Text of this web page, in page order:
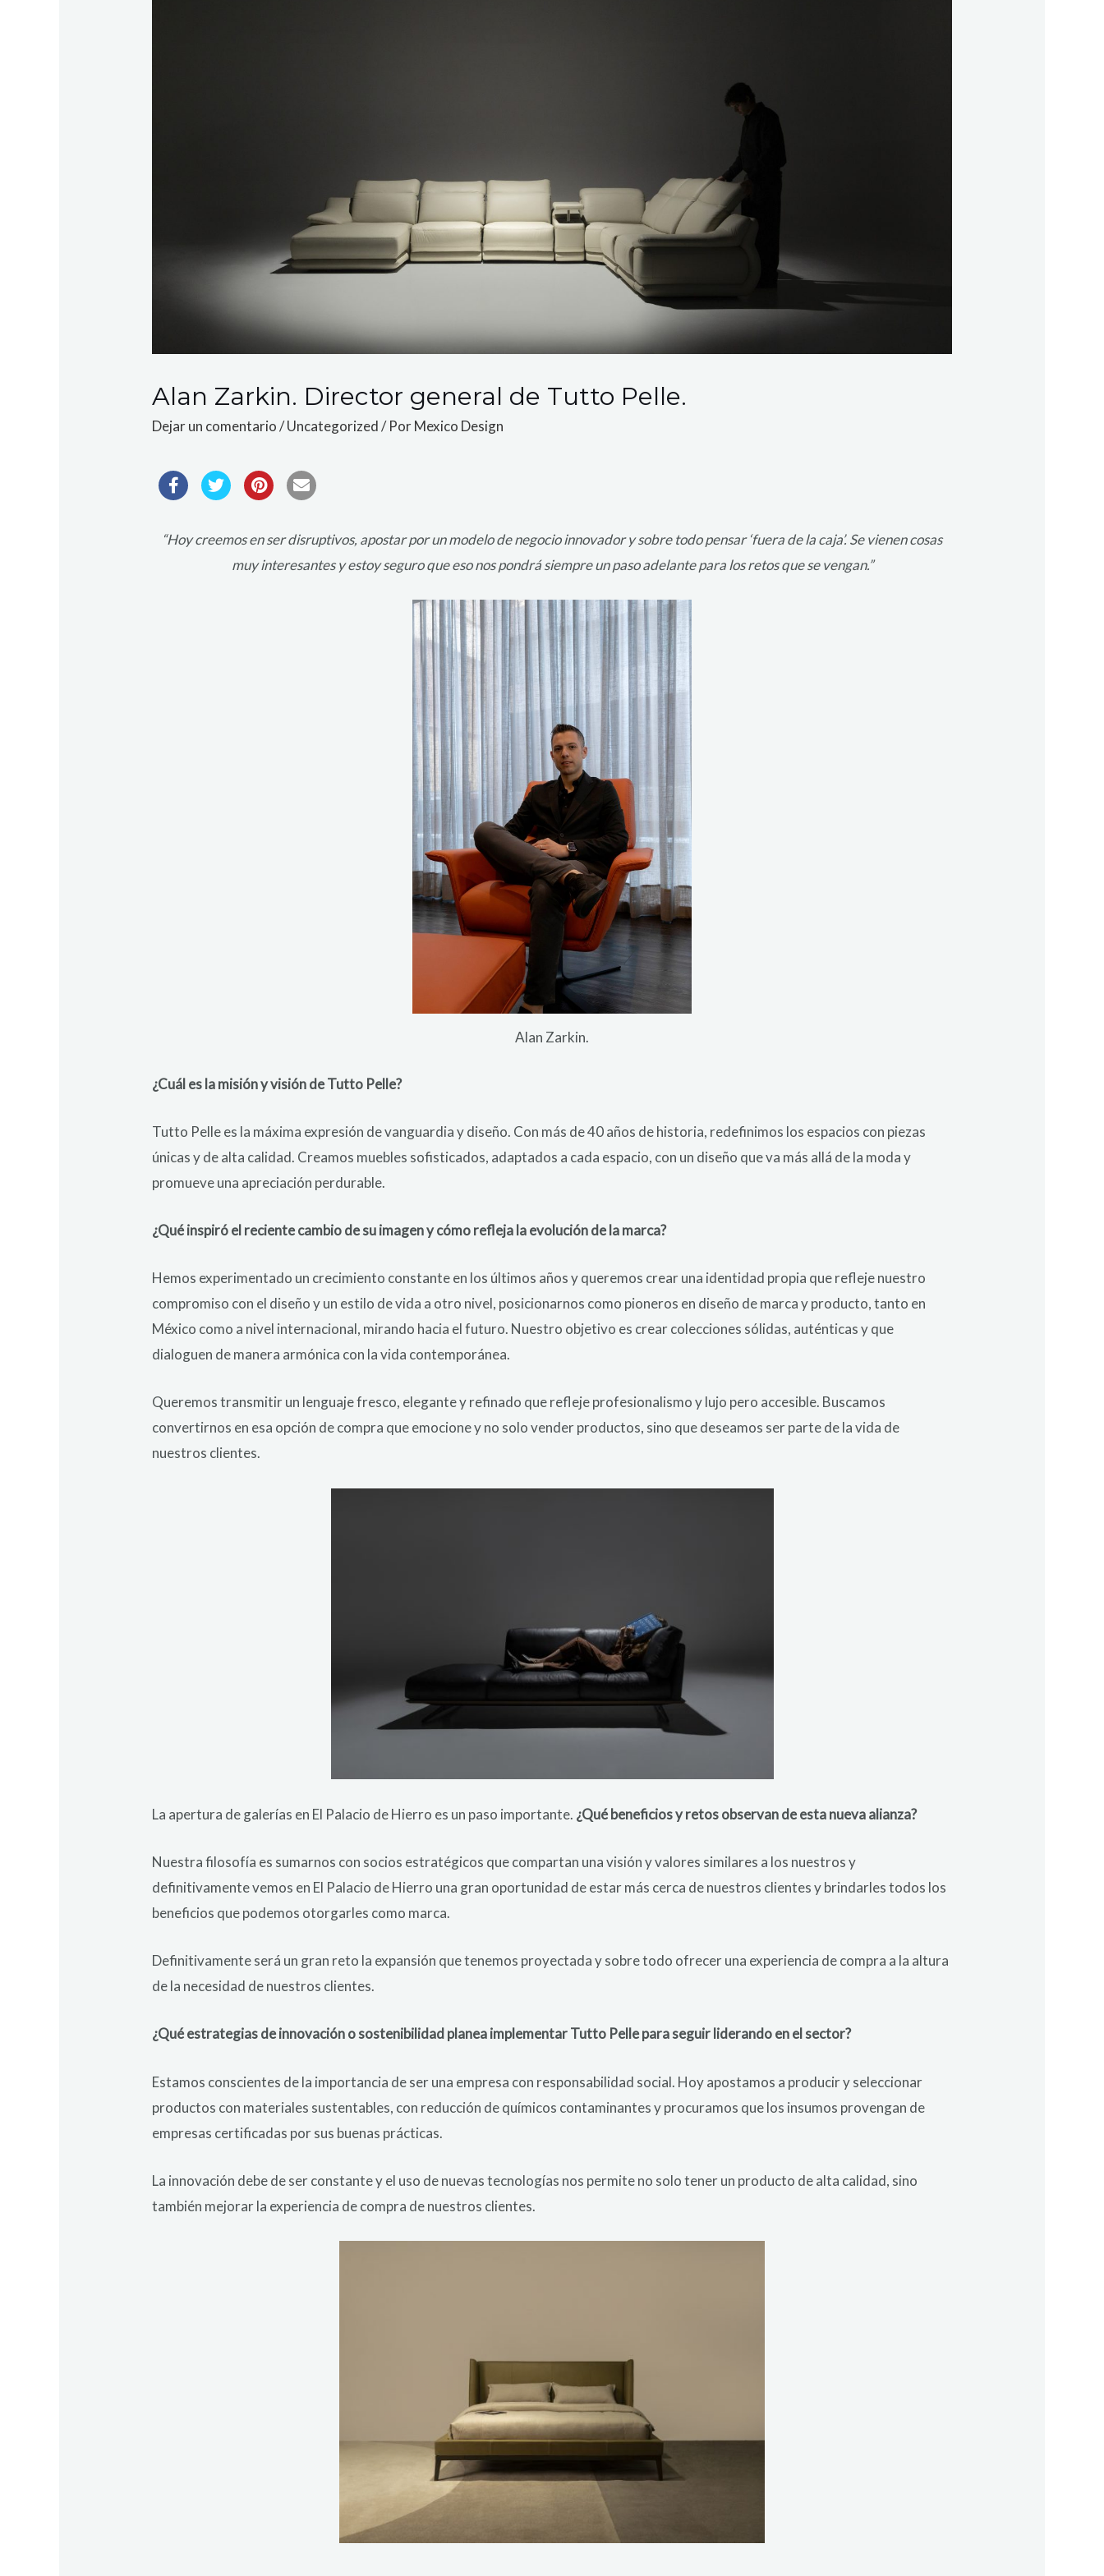
Alan Zarkin. Director general de Tutto Pelle.
Dejar un comentario /Uncategorized/ PorMexico Design
“Hoy creemos en ser disruptivos, apostar por un modelo de negocio innovador y sobre todo pensar ‘fuera de la caja’. Se vienen cosas
muy interesantes y estoy seguro que eso nos pondrá siempre un paso adelante para los retos que se vengan.”
Alan Zarkin.
¿Cuál es la misión y visión de Tutto Pelle?
Tutto Pelle es la máxima expresión de vanguardia y diseño. Con más de 40 años de historia, redefinimos los espacios con piezas
únicas y de alta calidad. Creamos muebles sofisticados, adaptados a cada espacio, con un diseño que va más allá de la moda y
promueve una apreciación perdurable.
¿Qué inspiró el reciente cambio de su imagen y cómo refleja la evolución de la marca?
Hemos experimentado un crecimiento constante en los últimos años y queremos crear una identidad propia que refleje nuestro
compromiso con el diseño y un estilo de vida a otro nivel, posicionarnos como pioneros en diseño de marca y producto, tanto en
México como a nivel internacional, mirando hacia el futuro. Nuestro objetivo es crear colecciones sólidas, auténticas y que
dialoguen de manera armónica con la vida contemporánea.
Queremos transmitir un lenguaje fresco, elegante y refinado que refleje profesionalismo y lujo pero accesible. Buscamos
convertirnos en esa opción de compra que emocione y no solo vender productos, sino que deseamos ser parte de la vida de
nuestros clientes.
La apertura de galerías en El Palacio de Hierro es un paso importante. ¿Qué beneficios y retos observan de esta nueva alianza?
Nuestra filosofía es sumarnos con socios estratégicos que compartan una visión y valores similares a los nuestros y
definitivamente vemos en El Palacio de Hierro una gran oportunidad de estar más cerca de nuestros clientes y brindarles todos los
beneficios que podemos otorgarles como marca.
Definitivamente será un gran reto la expansión que tenemos proyectada y sobre todo ofrecer una experiencia de compra a la altura
de la necesidad de nuestros clientes.
¿Qué estrategias de innovación o sostenibilidad planea implementar Tutto Pelle para seguir liderando en el sector?
Estamos conscientes de la importancia de ser una empresa con responsabilidad social. Hoy apostamos a producir y seleccionar
productos con materiales sustentables, con reducción de químicos contaminantes y procuramos que los insumos provengan de
empresas certificadas por sus buenas prácticas.
La innovación debe de ser constante y el uso de nuevas tecnologías nos permite no solo tener un producto de alta calidad, sino
también mejorar la experiencia de compra de nuestros clientes.